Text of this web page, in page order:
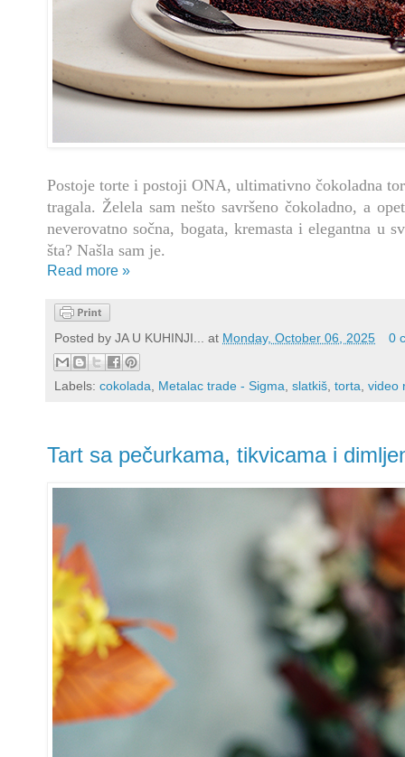
Postoje torte i postoji ONA, ultimativno čokoladna
tragala. Želela sam nešto savršeno čokoladno, a
neverovatno sočna, bogata, kremasta i elegantna u
šta? Našla sam je.
Read more »
Posted by JA U KUHINJI... at Monday, October 06, 2025 0
Labels: cokolada Metalac trade - Sigma slatkiš torta video
Tart sa pečurkama, tikvicama i